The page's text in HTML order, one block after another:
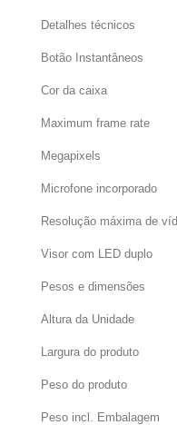
Detalhes técnicos
Botão Instantâneos
Cor da caixa
Maximum frame rate
Megapixels
Microfone incorporado
Resolução máxima de
Visor com LED duplo
Pesos e dimensões
Altura da Unidade
Largura do produto
Peso do produto
Peso incl. Embalagem